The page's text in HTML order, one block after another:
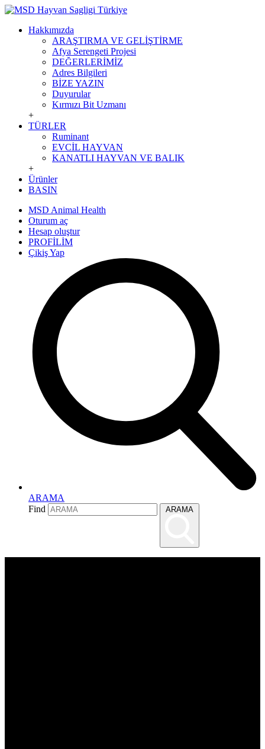
Hakkımızda
ARAŞTIRMA VE GELİŞTİRME
Afya Serengeti Projesi
DEĞERLERİMİZ
Adres Bilgileri
BİZE YAZIN
Duyurular
Kırmızı Bit Uzmanı
+
TÜRLER
Ruminant
EVCİL HAYVAN
KANATLI HAYVAN VE BALIK
+
Ürünler
BASIN
MSD Animal Health
Oturum aç
Hesap oluştur
PROFİLİM
Çikiş Yap
ARAMA
Find
ARAMA